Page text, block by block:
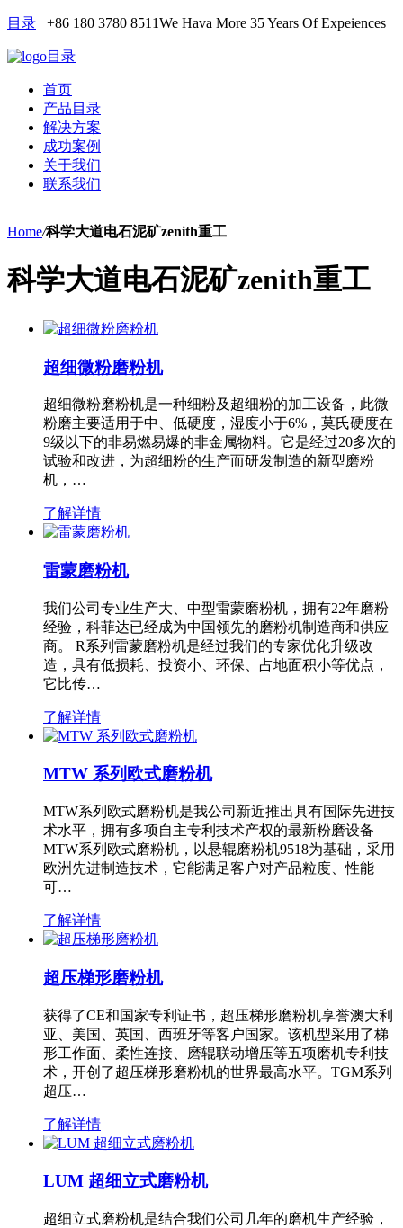
目录 +86 180 3780 8511We Hava More 35 Years Of Expeiences
目录
首页
产品目录
解决方案
成功案例
关于我们
联系我们
Home/科学大道电石泥矿zenith重工
科学大道电石泥矿zenith重工
超细微粉磨粉机
超细微粉磨粉机是一种细粉及超细粉的加工设备，此微
粉磨主要适用于中、低硬度，湿度小于6%，莫氏硬度在
9级以下的非易燃易爆的非金属物料。它是经过20多次的
试验和改进，为超细粉的生产而研发制造的新型磨粉
机，…
了解详情
雷蒙磨粉机
我们公司专业生产大、中型雷蒙磨粉机，拥有22年磨粉
经验，科菲达已经成为中国领先的磨粉机制造商和供应
商。 R系列雷蒙磨粉机是经过我们的专家优化升级改
造，具有低损耗、投资小、环保、占地面积小等优点，
它比传…
了解详情
MTW 系列欧式磨粉机
MTW系列欧式磨粉机是我公司新近推出具有国际先进技
术水平，拥有多项自主专利技术产权的最新粉磨设备—
MTW系列欧式磨粉机，以悬辊磨粉机9518为基础，采用
欧洲先进制造技术，它能满足客户对产品粒度、性能
可…
了解详情
超压梯形磨粉机
获得了CE和国家专利证书，超压梯形磨粉机享誉澳大利
亚、美国、英国、西班牙等客户国家。该机型采用了梯
形工作面、柔性连接、磨辊联动增压等五项磨机专利技
术，开创了超压梯形磨粉机的世界最高水平。TGM系列
超压…
了解详情
LUM 超细立式磨粉机
超细立式磨粉机是结合我们公司几年的磨机生产经验，